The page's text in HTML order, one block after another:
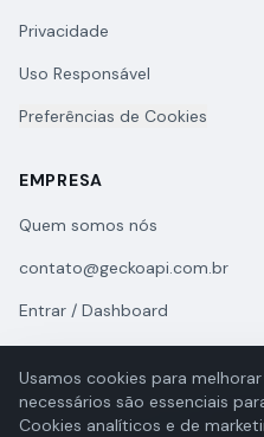
Privacidade
Uso Responsável
Preferências de Cookies
EMPRESA
Quem somos nós
contato@geckoapi.com.br
Entrar / Dashboard
Usamos cookies para
necessários são essenciais
Cookies analíticos e de